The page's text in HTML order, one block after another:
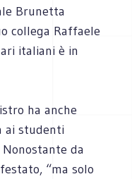
Brunetta
collega Raffaele
italiani è in
ha anche
ai studenti
Nonostante da
“ma solo